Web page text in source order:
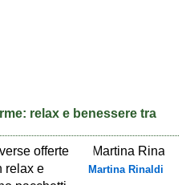
relax e benessere tra
Martina Rinaldi
offerte
relax e